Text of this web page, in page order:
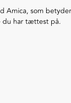
Amica, som
du har tættest på.